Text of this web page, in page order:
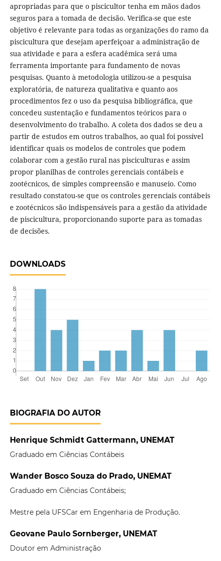
apropriadas para que o piscicultor tenha em mãos dados
seguros para a tomada de decisão. Verifica-se que este
objetivo é relevante para todas as organizações do ramo da
piscicultura que desejam aperfeiçoar a administração de
sua atividade e para a esfera acadêmica será uma
ferramenta importante para fundamento de novas
pesquisas. Quanto à metodologia utilizou-se a pesquisa
exploratória, de natureza qualitativa e quanto aos
procedimentos fez o uso da pesquisa bibliográfica, que
concedeu sustentação e fundamentos teóricos para o
desenvolvimento do trabalho. A coleta dos dados se deu a
partir de estudos em outros trabalhos, ao qual foi possível
identificar quais os modelos de controles que podem
colaborar com a gestão rural nas pisciculturas e assim
propor planilhas de controles gerenciais contábeis e
zootécnicos, de simples compreensão e manuseio. Como
resultado constatou-se que os controles gerenciais contábeis
e zootécnicos são indispensáveis para a gestão da atividade
de piscicultura, proporcionando suporte para as tomadas
de decisões.
DOWNLOADS
BIOGRAFIA DO AUTOR
Henrique Schmidt Gattermann, UNEMAT
Graduado em Ciências Contábeis
Wander Bosco Souza do Prado, UNEMAT
Graduado em Ciências Contábeis;
Mestre pela UFSCar em Engenharia de Produção.
Geovane Paulo Sornberger, UNEMAT
Doutor em Administração